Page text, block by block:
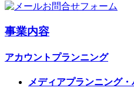
お問合せフォーム
事業内容
アカウントプランニング
メディアプランニング